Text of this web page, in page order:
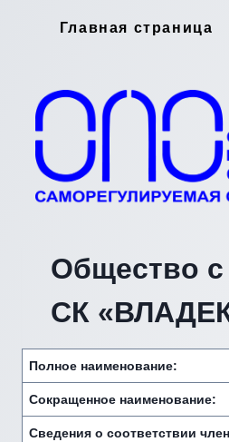
Главная страница
Общество
СК
Полное наименование:
Сокращенное наименование:
Сведения о соответствии